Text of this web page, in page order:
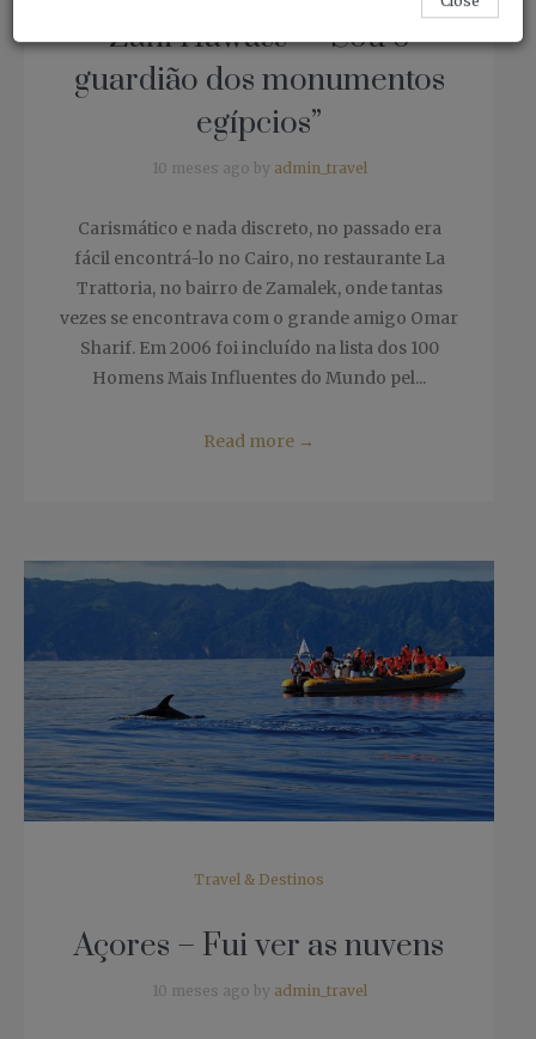
Zahi Hawass – “Sou o
guardião dos monumentos
egípcios”
10 meses ago by admin_travel
Carismático e nada discreto, no passado era
fácil encontrá-lo no Cairo, no restaurante La
Trattoria, no bairro de Zamalek, onde tantas
vezes se encontrava com o grande amigo Omar
Sharif. Em 2006 foi incluído na lista dos 100
Homens Mais Influentes do Mundo pel...
Read more →
Travel & Destinos
Açores – Fui ver as nuvens
10 meses ago by admin_travel
Close